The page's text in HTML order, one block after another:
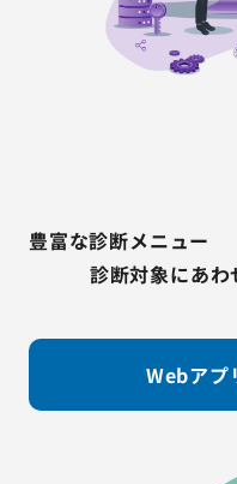
豊富な診断メニュー
診断対象にあわ
Webアプ